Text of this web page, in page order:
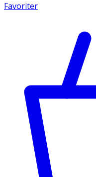
Favoriter